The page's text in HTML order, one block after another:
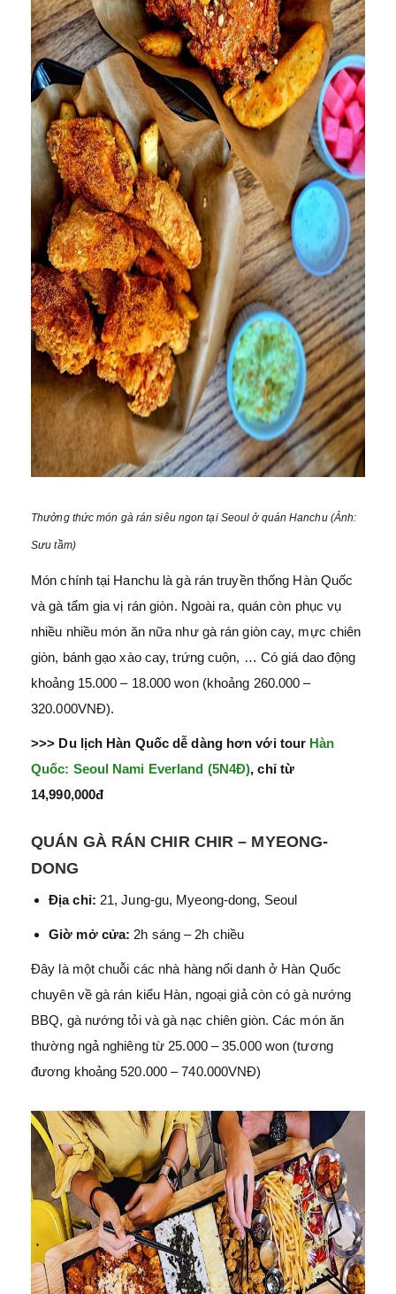
Thưởng thức món gà rán siêu ngon tại Seoul ở quán Hanchu (Ảnh:
Sưu tầm)
Món chính tại Hanchu là gà rán truyền thống Hàn Quốc
và gà tẩm gia vị rán giòn. Ngoài ra, quán còn phục vụ
nhiều nhiều món ăn nữa như gà rán giòn cay, mực chiên
giòn, bánh gạo xào cay, trứng cuộn, … Có giá dao động
khoảng 15.000 – 18.000 won (khoảng 260.000 –
320.000VNĐ).
>>> Du lịch Hàn Quốc dễ dàng hơn với tour Hàn
Quốc: Seoul Nami Everland (5N4Đ), chỉ từ
14,990,000đ
QUÁN GÀ RÁN CHIR CHIR – MYEONG-
DONG
Địa chỉ: 21, Jung-gu, Myeong-dong, Seoul
Giờ mở cửa: 2h sáng – 2h chiều
Đây là một chuỗi các nhà hàng nổi danh ở Hàn Quốc
chuyên về gà rán kiểu Hàn, ngoại giả còn có gà nướng
BBQ, gà nướng tỏi và gà nạc chiên giòn. Các món ăn
thường ngả nghiêng từ 25.000 – 35.000 won (tương
đương khoảng 520.000 – 740.000VNĐ)